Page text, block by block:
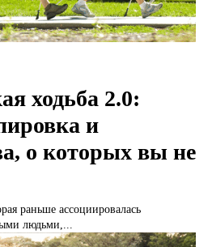
ходьба 2.0:
и
о которых вы не
раньше ассоциировалась
людьми,...